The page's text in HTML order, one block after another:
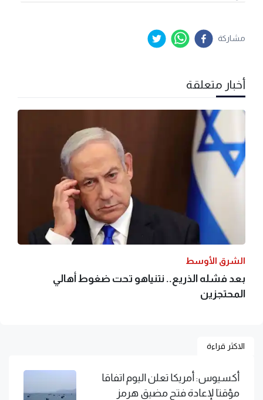
مشاركة
أخبار متعلقة
الشرق الأوسط
بعد فشله الذريع.. نتنياهو تحت ضغوط أهالي
المحتجزين
الاكثر قراءة
أكسيوس: أمريكا تعلن اليوم اتفاقا
مؤقتا لإعادة فتح مضيق هرمز